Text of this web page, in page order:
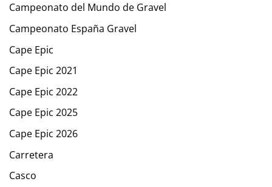
Campeonato del Mundo de Gravel
Campeonato España Gravel
Cape Epic
Cape Epic 2021
Cape Epic 2022
Cape Epic 2025
Cape Epic 2026
Carretera
Casco